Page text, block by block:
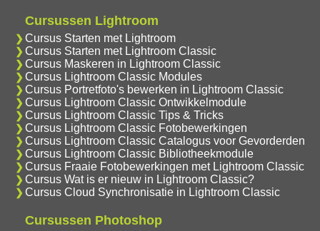
Cursussen Lightroom
Cursus Starten met Lightroom
Cursus Starten met Lightroom Classic
Cursus Maskeren in Lightroom Classic
Cursus Lightroom Classic Modules
Cursus Portretfoto's bewerken in Lightroom Classic
Cursus Lightroom Classic Ontwikkelmodule
Cursus Lightroom Classic Tips & Tricks
Cursus Lightroom Classic Fotobewerkingen
Cursus Lightroom Classic Catalogus voor Gevorderden
Cursus Lightroom Classic Bibliotheekmodule
Cursus Fraaie Fotobewerkingen met Lightroom Classic
Cursus Wat is er nieuw in Lightroom Classic?
Cursus Cloud Synchronisatie in Lightroom Classic
Cursussen Photoshop